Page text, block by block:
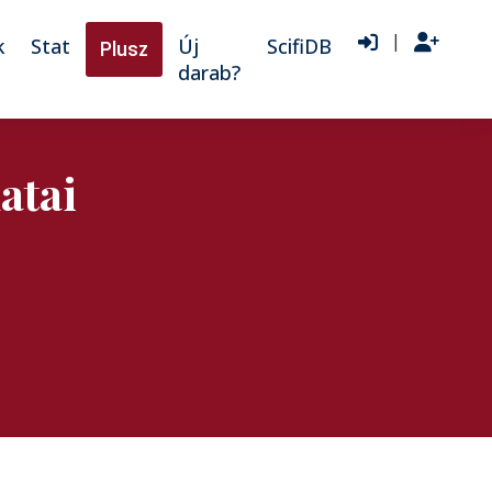
Stat Plusz
Új
darab?
ScifiDB |